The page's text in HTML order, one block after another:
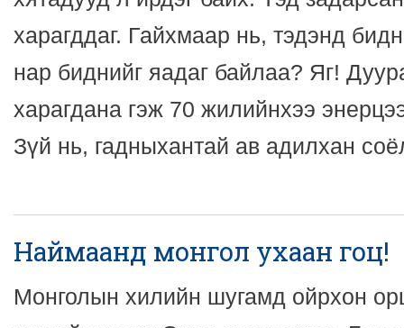
харагддаг. Гайхмаар нь, тэдэнд
нар биднийг яадаг байлаа? Яг!
харагдана гэж 70 жилийнхээ
Зүй нь, гадныхантай ав адилхан
Наймаанд монгол ухаан гоц!
Монголын хилийн шугамд ойрхон